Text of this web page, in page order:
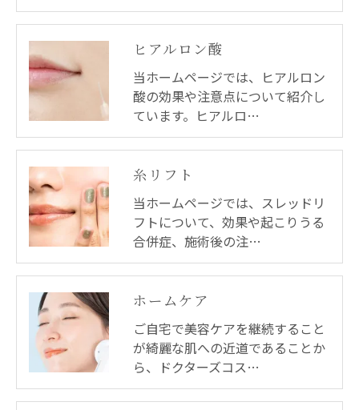
ヒアルロン酸
当ホームページでは、ヒアルロン
酸の効果や注意点について紹介し
ています。ヒアルロ…
糸リフト
当ホームページでは、スレッドリ
フトについて、効果や起こりうる
合併症、施術後の注…
ホームケア
ご自宅で美容ケアを継続すること
が綺麗な肌への近道であることか
ら、ドクターズコス…